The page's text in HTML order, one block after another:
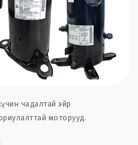
чадалтай эйр
моторууд.